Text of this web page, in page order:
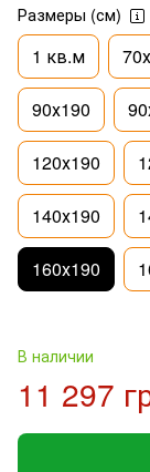
Размеры (см)
1 кв.м
90х190
120х190
140х190
160х190
В наличии
11 297